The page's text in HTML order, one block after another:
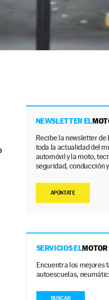
NEWSLETTER EL
Recibe la newsletter de
toda la actualidad del
automóvil y la moto,
seguridad, conducción
APÚNTATE
SERVICIOS ELMOTOR
Encuentra los mejores
autoescuelas,
BUSCAR